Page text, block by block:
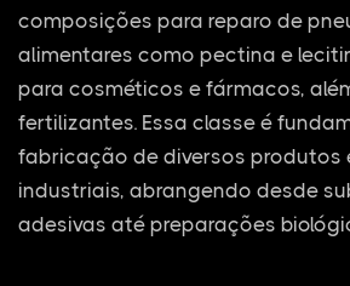
composições para reparo de
alimentares como pectina e
para cosméticos e fármacos,
fertilizantes. Essa classe é
fabricação de diversos produtos
industriais, abrangendo desde
adesivas até preparações